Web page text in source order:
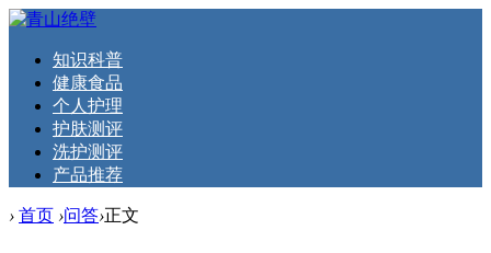
知识科普
健康食品
个人护理
护肤测评
洗护测评
产品推荐
› 首页 ›问答›正文